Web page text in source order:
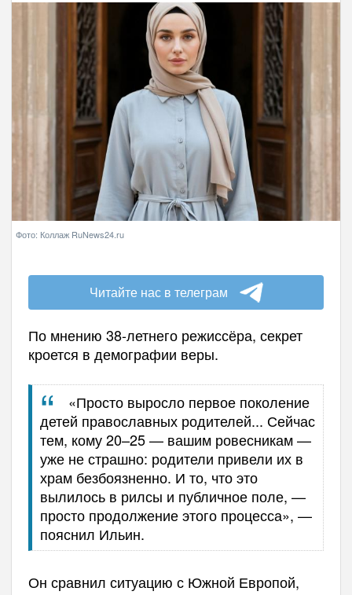
Фото: Коллаж RuNews24.ru
Читайте нас в телеграм
По мнению 38-летнего режиссёра, секрет
кроется в демографии веры.
«Просто выросло первое поколение
детей православных родителей... Сейчас
тем, кому 20–25 — вашим ровесникам —
уже не страшно: родители привели их в
храм безбоязненно. И то, что это
вылилось в рилсы и публичное поле, —
просто продолжение этого процесса», —
пояснил Ильин.
Он сравнил ситуацию с Южной Европой,